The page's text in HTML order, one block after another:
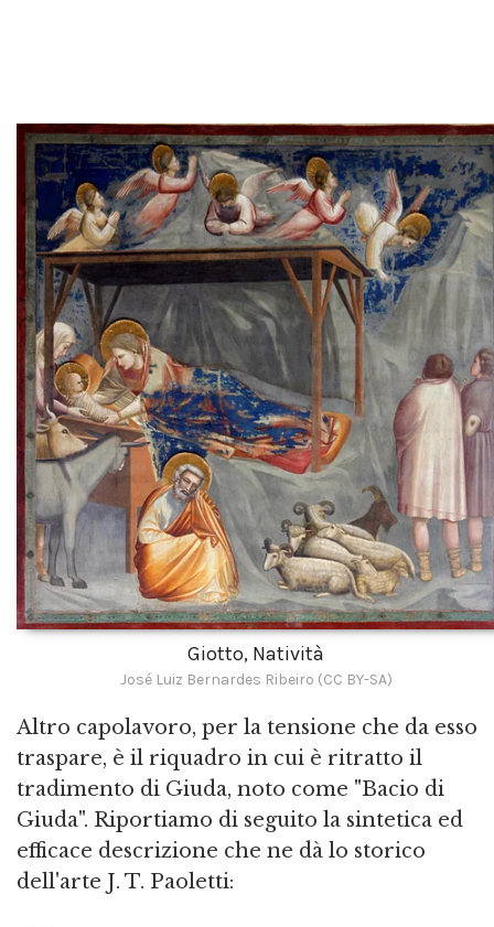
Giotto, Natività
José Luiz Bernardes Ribeiro (CC BY-SA)
Altro capolavoro, per la tensione che da esso
traspare, è il riquadro in cui è ritratto il
tradimento di Giuda, noto come "Bacio di
Giuda". Riportiamo di seguito la sintetica ed
efficace descrizione che ne dà lo storico
dell'arte J. T. Paoletti: